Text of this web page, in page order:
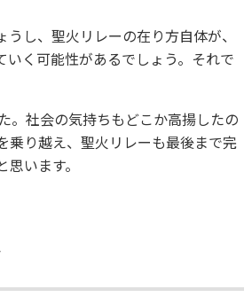
し、聖火リレーの在り方自体が、
く可能性があるでしょう。それで
。社会の気持ちもどこか高揚したの
乗り越え、聖火リレーも最後まで完
います。